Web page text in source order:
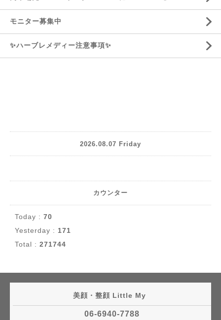
モニター募集中
✨ハーブレメディー注意事項✨
2026.08.07 Friday
カウンター
Today : 70
Yesterday : 171
Total : 271744
美顔・整顔 Little My
06-6940-7788